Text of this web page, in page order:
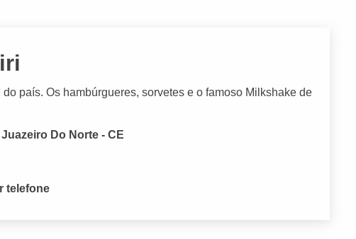
país. Os hambúrgueres, sorvetes e o famoso Milkshake de
Do Norte - CE
telefone